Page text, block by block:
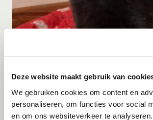
Deze website maakt gebruik van
We gebruiken cookies om content en
personaliseren, om functies voor social
en om ons websiteverkeer te